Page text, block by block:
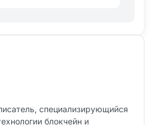
специализирующийся
блокчейн и